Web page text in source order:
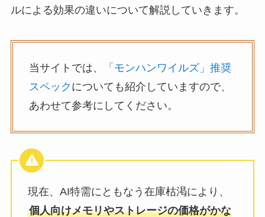
ルによる効果の違いについて解説していきます。
当サイトでは、
「モンハンワイルズ」推奨
スペック についても紹介していますので、
あわせて参考にしてください。
現在、AI特需にともなう在庫枯渇により、
個人向けメモリやストレージの価格がかな